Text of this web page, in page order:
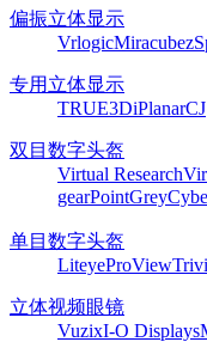
偏振立体显示
VrlogicMiracube
专用立体显示
TRUE3DiPlanarCJ
双目数字头盔
Virtual Research
gearPointGrey
单目数字头盔
LiteyeProView
立体视频眼镜
VuzixI-O Displays